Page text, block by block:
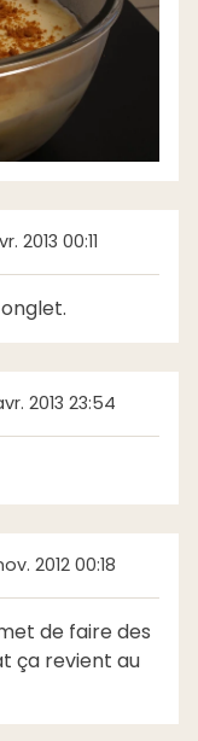
2013 00:11
2013 23:54
2012 00:18
de faire des
ça revient au